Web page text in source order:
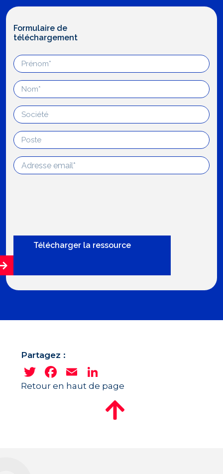
Formulaire de
téléchargement
Partagez :
TwitterFacebook
Email
Retour en haut de page